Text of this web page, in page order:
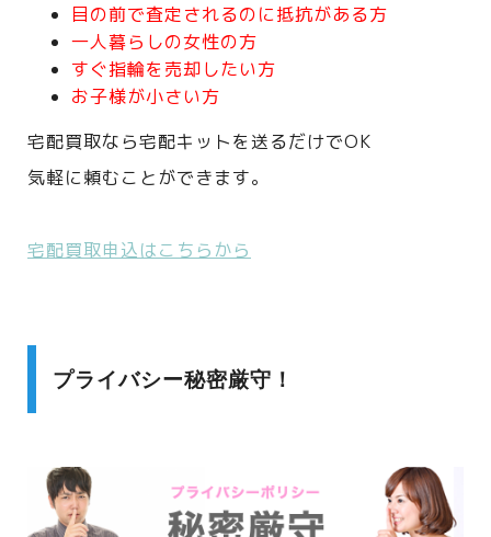
目の前で査定されるのに抵抗がある方
一人暮らしの女性の方
すぐ指輪を売却したい方
お子様が小さい方
宅配買取なら宅配キットを送るだけでOK
気軽に頼むことができます。
宅配買取申込はこちらから
プライバシー秘密厳守！